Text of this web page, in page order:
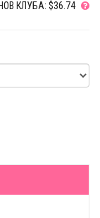
КЛУБА: $36.74